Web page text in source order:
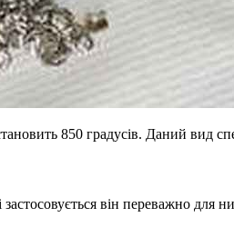
850 градусів. Даний вид
він переважно